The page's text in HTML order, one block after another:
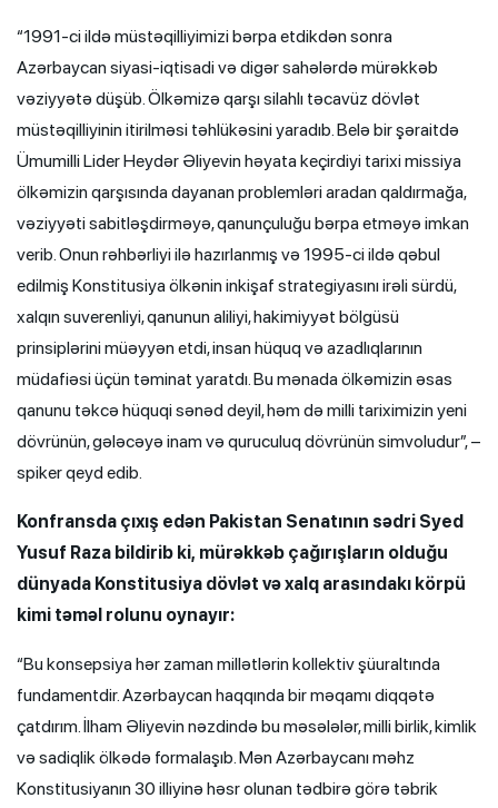
“1991-ci ildə müstəqilliyimizi bərpa etdikdən sonra
Azərbaycan siyasi-iqtisadi və digər sahələrdə mürəkkəb
vəziyyətə düşüb. Ölkəmizə qarşı silahlı təcavüz dövlət
müstəqilliyinin itirilməsi təhlükəsini yaradıb. Belə bir şəraitdə
Ümumilli Lider Heydər Əliyevin həyata keçirdiyi tarixi missiya
ölkəmizin qarşısında dayanan problemləri aradan qaldırmağa,
vəziyyəti sabitləşdirməyə, qanunçuluğu bərpa etməyə imkan
verib. Onun rəhbərliyi ilə hazırlanmış və 1995-ci ildə qəbul
edilmiş Konstitusiya ölkənin inkişaf strategiyasını irəli sürdü,
xalqın suverenliyi, qanunun aliliyi, hakimiyyət bölgüsü
prinsiplərini müəyyən etdi, insan hüquq və azadlıqlarının
müdafiəsi üçün təminat yaratdı. Bu mənada ölkəmizin əsas
qanunu təkcə hüquqi sənəd deyil, həm də milli tariximizin yeni
dövrünün, gələcəyə inam və quruculuq dövrünün simvoludur”, –
spiker qeyd edib.
Konfransda çıxış edən Pakistan Senatının sədri Syed
Yusuf Raza bildirib ki, mürəkkəb çağırışların olduğu
dünyada Konstitusiya dövlət və xalq arasındakı körpü
kimi təməl rolunu oynayır:
“Bu konsepsiya hər zaman millətlərin kollektiv şüuraltında
fundamentdir. Azərbaycan haqqında bir məqamı diqqətə
çatdırım. İlham Əliyevin nəzdində bu məsələlər, milli birlik, kimlik
və sadiqlik ölkədə formalaşıb. Mən Azərbaycanı məhz
Konstitusiyanın 30 illiyinə həsr olunan tədbirə görə təbrik